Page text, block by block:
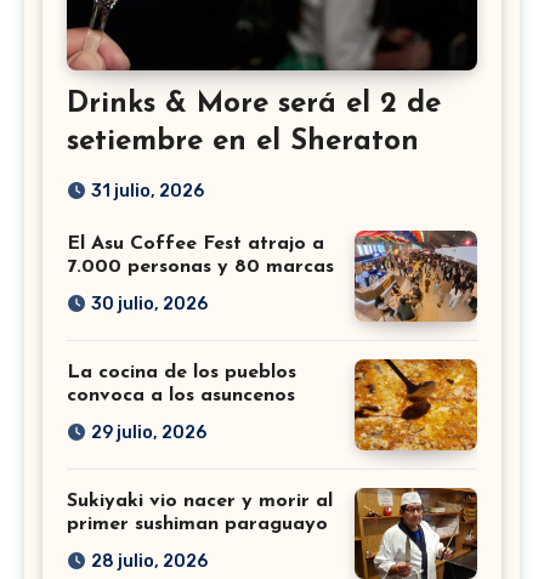
Drinks & More será el 2 de
setiembre en el Sheraton
31 julio, 2026
El Asu Coffee Fest atrajo a
7.000 personas y 80 marcas
30 julio, 2026
La cocina de los pueblos
convoca a los asuncenos
29 julio, 2026
Sukiyaki vio nacer y morir al
primer sushiman paraguayo
28 julio, 2026